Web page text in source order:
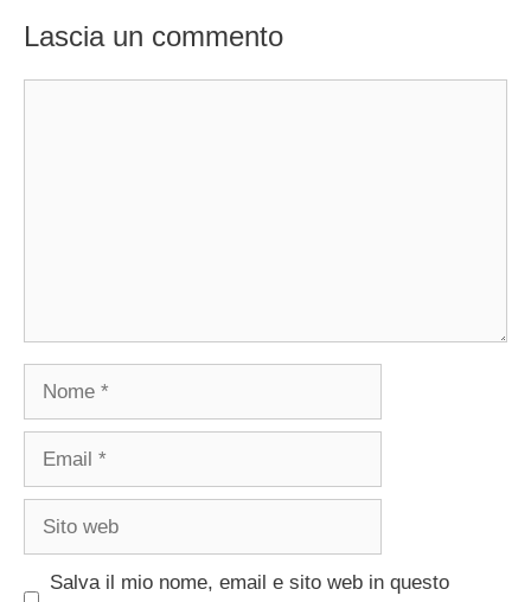
Lascia un commento
Nome
Email
Sito
Salva il mio nome, email e sito web in questo